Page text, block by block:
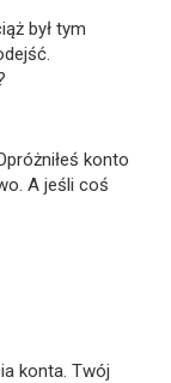
był tym
konto
A jeśli coś
konta. Twój